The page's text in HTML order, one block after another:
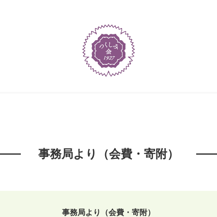
事務局より（会費・寄附）
事務局より（会費・寄附）